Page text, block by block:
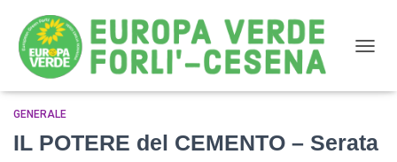
GENERALE
IL POTERE del CEMENTO – Serata